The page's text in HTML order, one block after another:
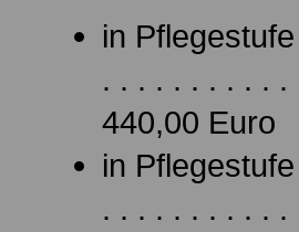
in
. . . . . . . . . .
440,00 Euro
in
. . . . . . . . . .